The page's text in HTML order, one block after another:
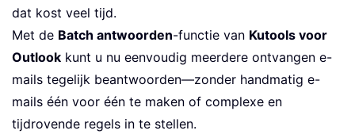
dat kost veel tijd.
Met de Batch antwoorden-functie van Kutools voor
Outlook kunt u nu eenvoudig meerdere ontvangen e-
mails tegelijk beantwoorden—zonder handmatig e-
mails één voor één te maken of complexe en
tijdrovende regels in te stellen.